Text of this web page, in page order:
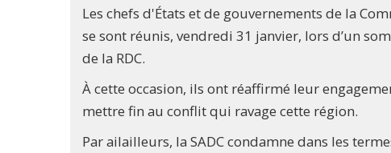
Les chefs d'États et de gouvernements de la
se sont réunis, vendredi 31 janvier, lors d’un
de la RDC.
À cette occasion, ils ont réaffirmé leur
mettre fin au conflit qui ravage cette région.
Par ailailleurs, la SADC condamne dans les